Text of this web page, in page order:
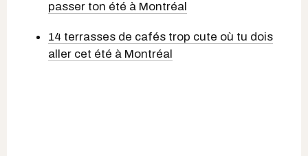
passer ton été à Montréal
14 terrasses de cafés trop cute où tu dois
aller cet été à Montréal